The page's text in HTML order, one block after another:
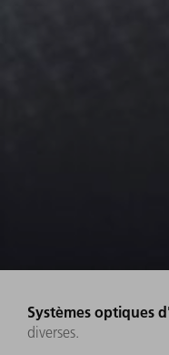
Systèmes optiques
diverses.